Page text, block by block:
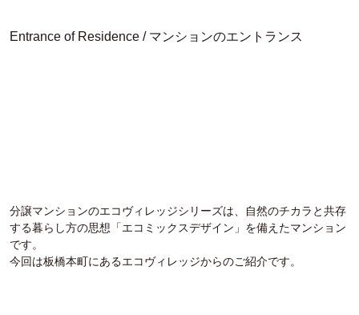
Entrance of Residence / マンションのエントランス
分譲マンションのエコヴィレッジシリーズは、自然のチカラと共存
する暮らし方の思想「エコミックスデザイン」を備えたマンション
です。
今回は板橋本町にあるエコヴィレッジからのご紹介です。